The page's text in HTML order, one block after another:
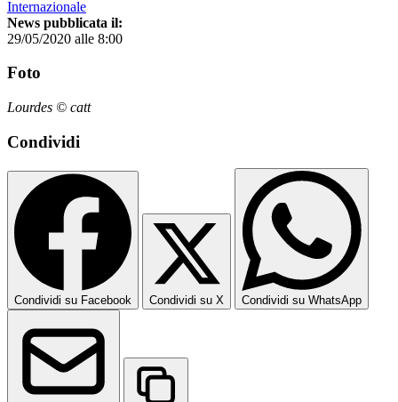
Internazionale
News pubblicata il:
29/05/2020 alle 8:00
Foto
Lourdes © catt
Condividi
Condividi su Facebook Condividi su X Condividi su WhatsApp